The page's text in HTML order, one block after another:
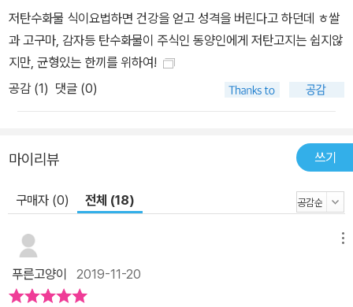
저탄수화물 식이요법하면 건강을 얻고 성격을 버린다고 하던데 ㅎ쌀
과 고구마, 감자등 탄수화물이 주식인 동양인에게 저탄고지는 쉽지않
지만, 균형있는 한끼를 위하여!
공감 (1) 댓글 (0)
마이리뷰 쓰기
구매자 (0) 전체 (18)
푸른고양이 2019-11-20